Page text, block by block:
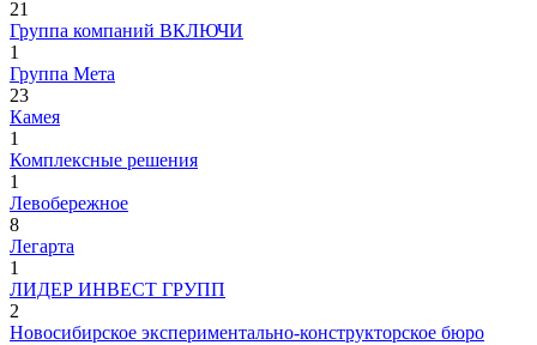
21
Группа компаний ВКЛЮЧИ
1
Группа Мета
23
Камея
1
Комплексные решения
1
Левобережное
8
Легарта
1
ЛИДЕР ИНВЕСТ ГРУПП
2
Новосибирское экспериментально-конструкторское бюро